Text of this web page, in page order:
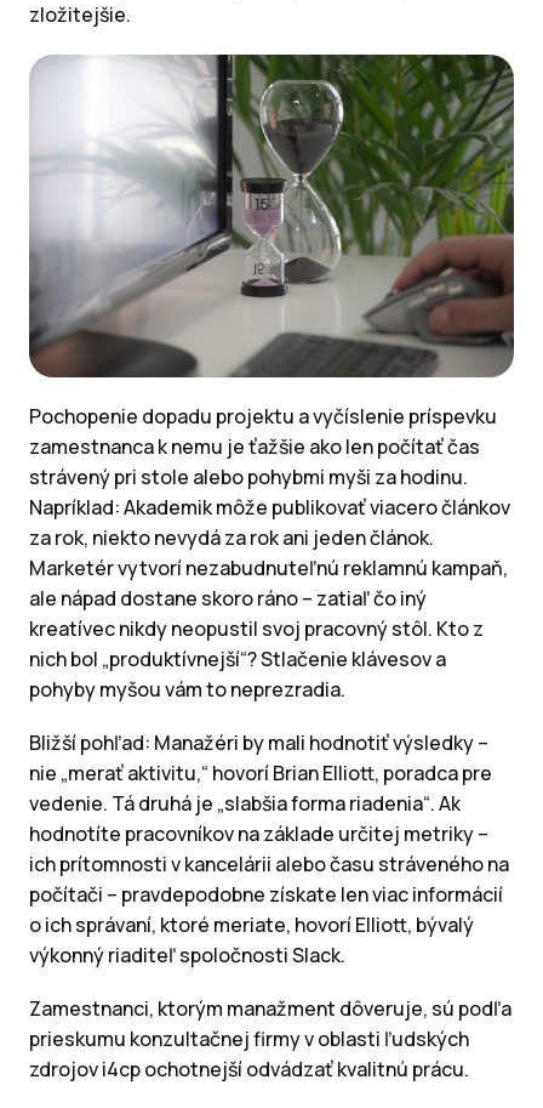
zložitejšie.
Pochopenie dopadu projektu a vyčíslenie príspevku
zamestnanca k nemu je ťažšie ako len počítať čas
strávený pri stole alebo pohybmi myši za hodinu.
Napríklad: Akademik môže publikovať viacero článkov
za rok, niekto nevydá za rok ani jeden článok.
Marketér vytvorí nezabudnuteľnú reklamnú kampaň,
ale nápad dostane skoro ráno – zatiaľ čo iný
kreatívec nikdy neopustil svoj pracovný stôl. Kto z
nich bol „produktívnejší“? Stlačenie klávesov a
pohyby myšou vám to neprezradia.
Bližší pohľad: Manažéri by mali hodnotiť výsledky –
nie „merať aktivitu,“ hovorí Brian Elliott, poradca pre
vedenie. Tá druhá je „slabšia forma riadenia“. Ak
hodnotíte pracovníkov na základe určitej metriky –
ich prítomnosti v kancelárii alebo času stráveného na
počítači – pravdepodobne získate len viac informácií
o ich správaní, ktoré meriate, hovorí Elliott, bývalý
výkonný riaditeľ spoločnosti Slack.
Zamestnanci, ktorým manažment dôveruje, sú podľa
prieskumu konzultačnej firmy v oblasti ľudských
zdrojov i4cp ochotnejší odvádzať kvalitnú prácu.